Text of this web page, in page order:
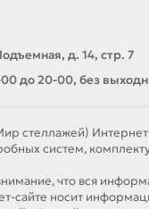
д. 14, стр. 7
до 20-00, без
стеллажей)
систем,
что вся
сайте носит